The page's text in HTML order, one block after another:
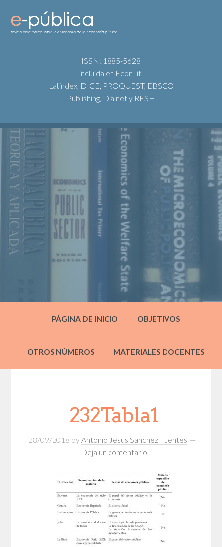
ISSN: 1885-5628
incluida en EconLit,
Latindex, DICE, PROQUEST, EBSCO
Publishing, Dialnet y RESH
PÁGINA DE INICIO OBJETIVOS
OTROS NÚMEROS MATERIALES DOCENTES
232Tabla1
28/09/2018 by Antonio Jesús Sánchez Fuentes
Deja un comentario